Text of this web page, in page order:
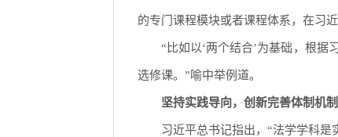
的专门课程模块或者课程体系，在习
“比如以‘两个结合’为基础，根据
选修课。”喻中举例道。
坚持实践导向，创新完善体制机制
习近平总书记指出，“法学学科